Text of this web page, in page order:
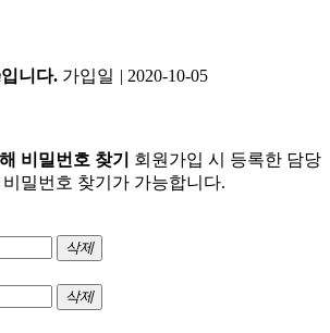
입니다. 가입일 | 2020-10-05
비밀번호 찾기
회원가입 시 등록한 담당
밀번호 찾기가 가능합니다.
삭제
삭제